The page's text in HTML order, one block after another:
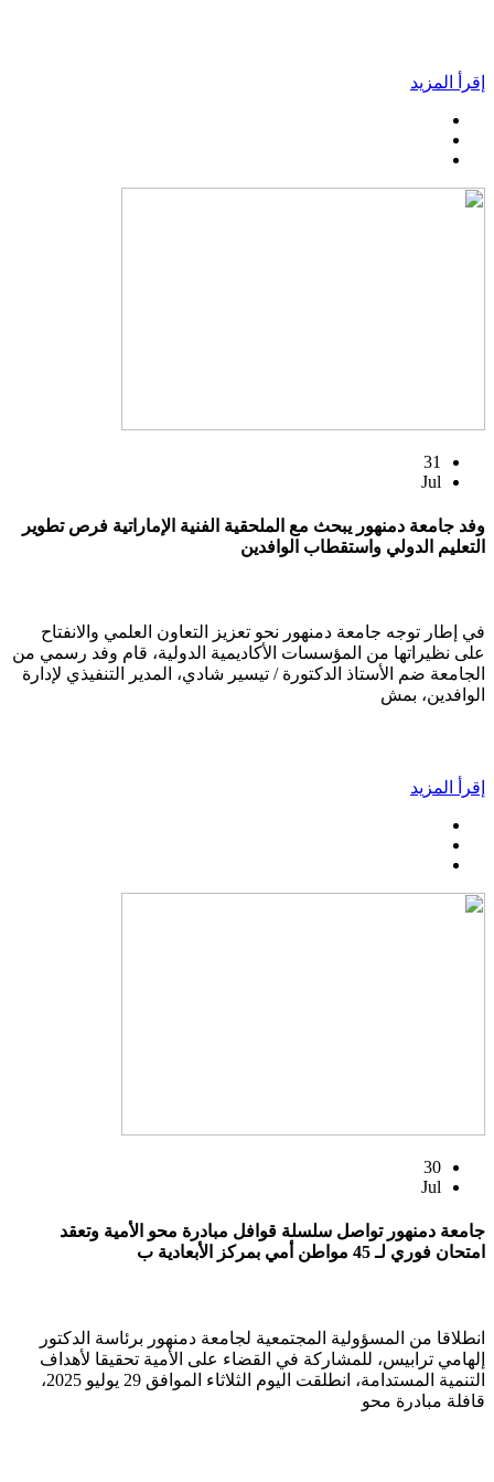
إقرأ المزيد
31
Jul
وفد جامعة دمنهور يبحث مع الملحقية الفنية الإماراتية فرص تطوير
التعليم الدولي واستقطاب الوافدين
في إطار توجه جامعة دمنهور نحو تعزيز التعاون العلمي والانفتاح
على نظيراتها من المؤسسات الأكاديمية الدولية، قام وفد رسمي من
الجامعة ضم الأستاذ الدكتورة / تيسير شادي، المدير التنفيذي لإدارة
الوافدين، بمش
إقرأ المزيد
30
Jul
جامعة دمنهور تواصل سلسلة قوافل مبادرة محو الأمية وتعقد
امتحان فوري لـ 45 مواطن أمي بمركز الأبعادية ب
انطلاقا من المسؤولية المجتمعية لجامعة دمنهور برئاسة الدكتور
إلهامي ترابيس، للمشاركة في القضاء على الأمية تحقيقا لأهداف
التنمية المستدامة، انطلقت اليوم الثلاثاء الموافق 29 يوليو 2025،
قافلة مبادرة محو